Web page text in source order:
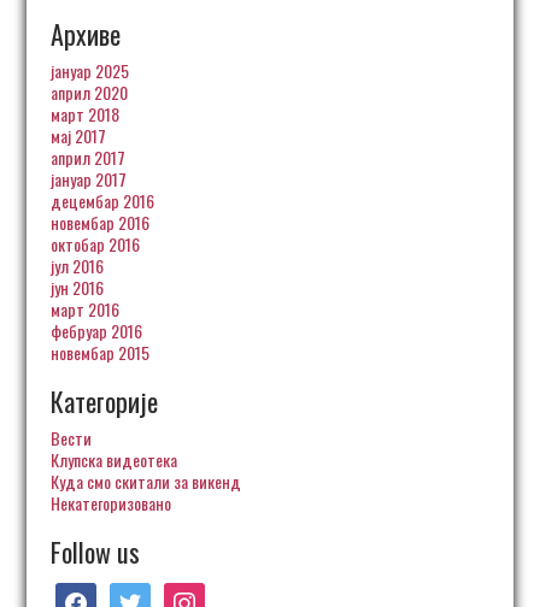
Архиве
јануар 2025
април 2020
март 2018
мај 2017
април 2017
јануар 2017
децембар 2016
новембар 2016
октобар 2016
јул 2016
јун 2016
март 2016
фебруар 2016
новембар 2015
Категорије
Вести
Клупска видеотека
Куда смо скитали за викенд
Некатегоризовано
Follow us
facebooktwitter instagram